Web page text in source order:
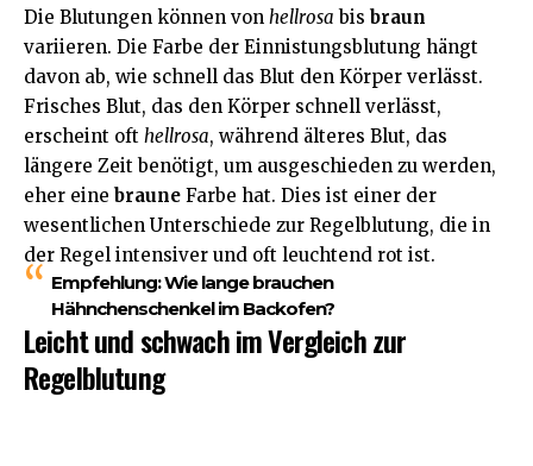
Die Blutungen können von hellrosa bis braun
variieren. Die Farbe der Einnistungsblutung hängt
davon ab, wie schnell das Blut den Körper verlässt.
Frisches Blut, das den Körper schnell verlässt,
erscheint oft hellrosa, während älteres Blut, das
längere Zeit benötigt, um ausgeschieden zu werden,
eher eine braune Farbe hat. Dies ist einer der
wesentlichen Unterschiede zur Regelblutung, die in
der Regel intensiver und oft leuchtend rot ist.
Empfehlung:Wie lange brauchen
Hähnchenschenkel im Backofen?
Leicht und schwach im Vergleich zur
Regelblutung